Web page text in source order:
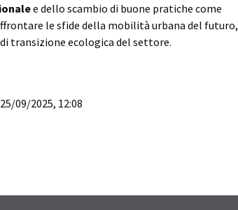
e dello scambio di buone pratiche come
le sfide della mobilità urbana del futuro,
transizione ecologica del settore.
09/2025, 12:08